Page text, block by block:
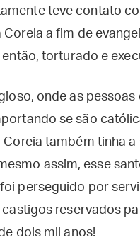
teve contato
a fim de
torturado e
onde as pessoas
se são
também tinha a
assim, esse
perseguido por
reservados
dois mil anos!